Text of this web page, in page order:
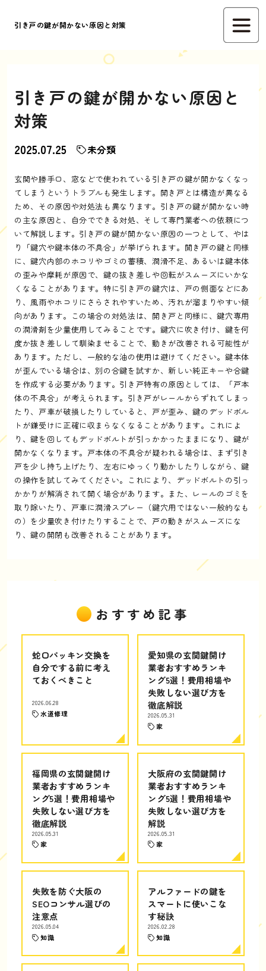
引き戸の鍵が開かない原因と対策
引き戸の鍵が開かない原因と
対策
2025.07.25 未分類
玄関や勝手口、窓などで使われている引き戸の鍵が開かなくなっ
てしまうというトラブルも発生します。開き戸とは構造が異なる
ため、その原因や対処法も異なります。引き戸の鍵が開かない時
の主な原因と、自分でできる対処、そして専門業者への依頼につ
いて解説します。引き戸の鍵が開かない原因の一つとして、やは
り「鍵穴や鍵本体の不具合」が挙げられます。開き戸の鍵と同様
に、鍵穴内部のホコリやゴミの蓄積、潤滑不足、あるいは鍵本体
の歪みや摩耗が原因で、鍵の抜き差しや回転がスムーズにいかな
くなることがあります。特に引き戸の鍵穴は、戸の側面などにあ
り、風雨やホコリにさらされやすいため、汚れが溜まりやすい傾
向があります。この場合の対処法は、開き戸と同様に、鍵穴専用
の潤滑剤を少量使用してみることです。鍵穴に吹き付け、鍵を何
度か抜き差しして馴染ませることで、動きが改善される可能性が
あります。ただし、一般的な油の使用は避けてください。鍵本体
が歪んでいる場合は、別の合鍵を試すか、新しい純正キーや合鍵
を作成する必要があります。引き戸特有の原因としては、「戸本
体の不具合」が考えられます。引き戸がレールからずれてしまっ
たり、戸車が破損したりしていると、戸が歪み、鍵のデッドボル
トが鎌受けに正確に収まらなくなることがあります。これによ
り、鍵を回してもデッドボルトが引っかかったままになり、鍵が
開かなくなります。戸本体の不具合が疑われる場合は、まず引き
戸を少し持ち上げたり、左右にゆっくり動かしたりしながら、鍵
の操作を試してみてください。これにより、デッドボルトの引っ
かかりが解消されて開く場合があります。また、レールのゴミを
取り除いたり、戸車に潤滑スプレー（鍵穴用ではない一般的なも
の）を少量吹き付けたりすることで、戸の動きがスムーズにな
り、鍵の開閉も改善されることがあります。
おすすめ記事
蛇口パッキン交換を
自分でする前に考え
ておくべきこと
2026.06.28
水道修理
愛知県の玄関鍵開け
業者おすすめランキ
ング5選！費用相場や
失敗しない選び方を
徹底解説
2026.05.31
家
福岡県の玄関鍵開け
業者おすすめランキ
ング5選！費用相場や
失敗しない選び方を
徹底解説
2026.05.31
家
大阪府の玄関鍵開け
業者おすすめランキ
ング5選！費用相場や
失敗しない選び方を
解説
2026.05.31
家
失敗を防ぐ大阪の
SEOコンサル選びの
注意点
2026.05.04
知識
アルファードの鍵を
スマートに使いこな
す秘訣
2026.02.28
知識